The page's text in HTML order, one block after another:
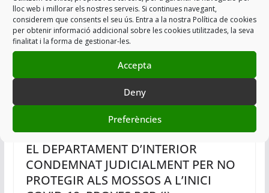
lloc web i millorar els nostres serveis. Si continues navegant,
considerem que consents el seu ús. Entra a la nostra Política de cookies
per obtenir informació addicional sobre les cookies utilitzades, la seva
finalitat i la forma de gestionar-les.
Accepta
Deny
Preferències
EL DEPARTAMENT D’INTERIOR
CONDEMNAT JUDICIALMENT PER NO
PROTEGIR ALS MOSSOS A L’INICI